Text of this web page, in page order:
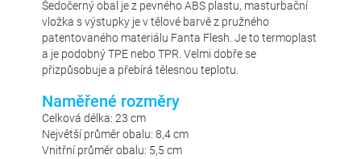
Šedočerný obal je z pevného ABS plastu, masturbační
vložka s výstupky je v tělové barvě z pružného
patentovaného materiálu Fanta Flesh. Je to termoplast
a je podobný TPE nebo TPR. Velmi dobře se
přizpůsobuje a přebírá tělesnou teplotu.
Naměřené rozměry
Celková délka: 23 cm
Největší průměr obalu: 8,4 cm
Vnitřní průměr obalu: 5,5 cm